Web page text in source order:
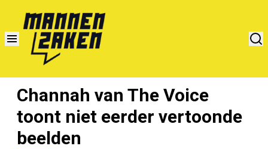
Channah van The Voice
toont niet eerder vertoonde
beelden